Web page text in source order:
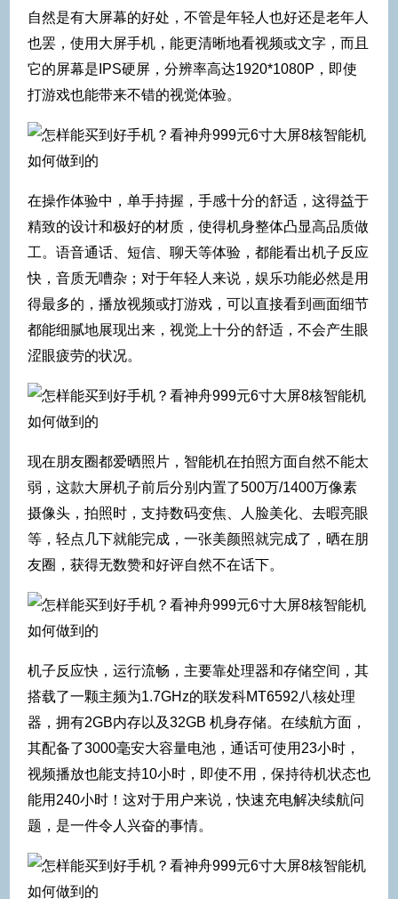
自然是有大屏幕的好处，不管是年轻人也好还是老年人
也罢，使用大屏手机，能更清晰地看视频或文字，而且
它的屏幕是IPS硬屏，分辨率高达1920*1080P，即使
打游戏也能带来不错的视觉体验。
在操作体验中，单手持握，手感十分的舒适，这得益于
精致的设计和极好的材质，使得机身整体凸显高品质做
工。语音通话、短信、聊天等体验，都能看出机子反应
快，音质无嘈杂；对于年轻人来说，娱乐功能必然是用
得最多的，播放视频或打游戏，可以直接看到画面细节
都能细腻地展现出来，视觉上十分的舒适，不会产生眼
涩眼疲劳的状况。
现在朋友圈都爱晒照片，智能机在拍照方面自然不能太
弱，这款大屏机子前后分别内置了500万/1400万像素
摄像头，拍照时，支持数码变焦、人脸美化、去暇亮眼
等，轻点几下就能完成，一张美颜照就完成了，晒在朋
友圈，获得无数赞和好评自然不在话下。
机子反应快，运行流畅，主要靠处理器和存储空间，其
搭载了一颗主频为1.7GHz的联发科MT6592八核处理
器，拥有2GB内存以及32GB 机身存储。在续航方面，
其配备了3000毫安大容量电池，通话可使用23小时，
视频播放也能支持10小时，即使不用，保持待机状态也
能用240小时！这对于用户来说，快速充电解决续航问
题，是一件令人兴奋的事情。